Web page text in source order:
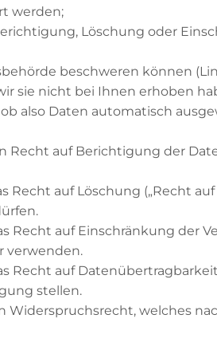
werden;
Löschung oder
beschweren können
sie nicht bei Ihnen erhoben
also Daten automatisch
Recht auf Berichtigung der
Recht auf Löschung („Recht
Recht auf Einschränkung der
verwenden.
Recht auf
stellen.
Widerspruchsrecht, welches